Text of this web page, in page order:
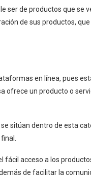
ser de productos que se
de sus productos,
en línea, pues
ofrece un producto o
sitúan dentro de esta
fácil acceso a los
de facilitar la